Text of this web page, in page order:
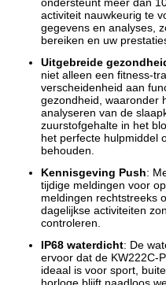
activiteit nauwkeurig te
gegevens en analyses,
bereiken en uw
Uitgebreide
niet alleen een fitness-
verscheidenheid aan
gezondheid, waaronder
analyseren van de
zuurstofgehalte in het
het perfecte hulpmiddel
behouden.
Kennisgeving Push:
tijdige meldingen voor
meldingen rechtstreeks
dagelijkse activiteiten
controleren.
IP68 waterdicht: De
ervoor dat de KW222C-
ideaal is voor sport,